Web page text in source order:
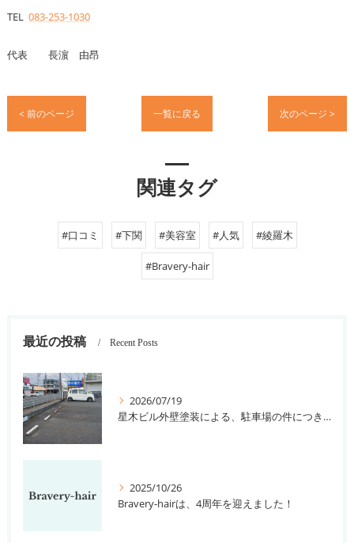
TEL 083-253-1030
代表 長濵 由昂
< 前のページ 一覧に戻る 次のページ >
関連タグ
#口コミ #下関 #美容室 #人気 #綾羅木
#Bravery-hair
最近の投稿 Recent Posts
2026/07/19
星木ビル外壁塗装による、駐車場の件につきまして。
2025/10/26
Bravery-hairは、4周年を迎えました！